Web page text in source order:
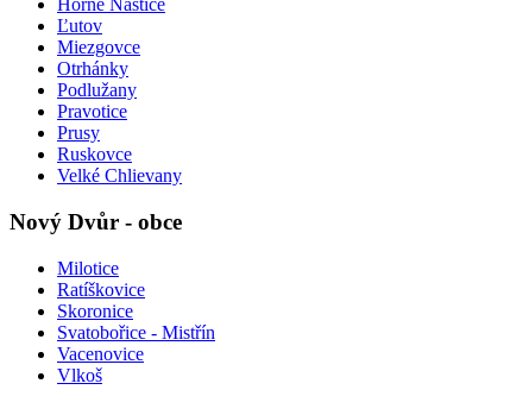
Horné Naštice
Ľutov
Miezgovce
Otrhánky
Podlužany
Pravotice
Prusy
Ruskovce
Velké Chlievany
Nový Dvůr - obce
Milotice
Ratíškovice
Skoronice
Svatobořice - Mistřín
Vacenovice
Vlkoš